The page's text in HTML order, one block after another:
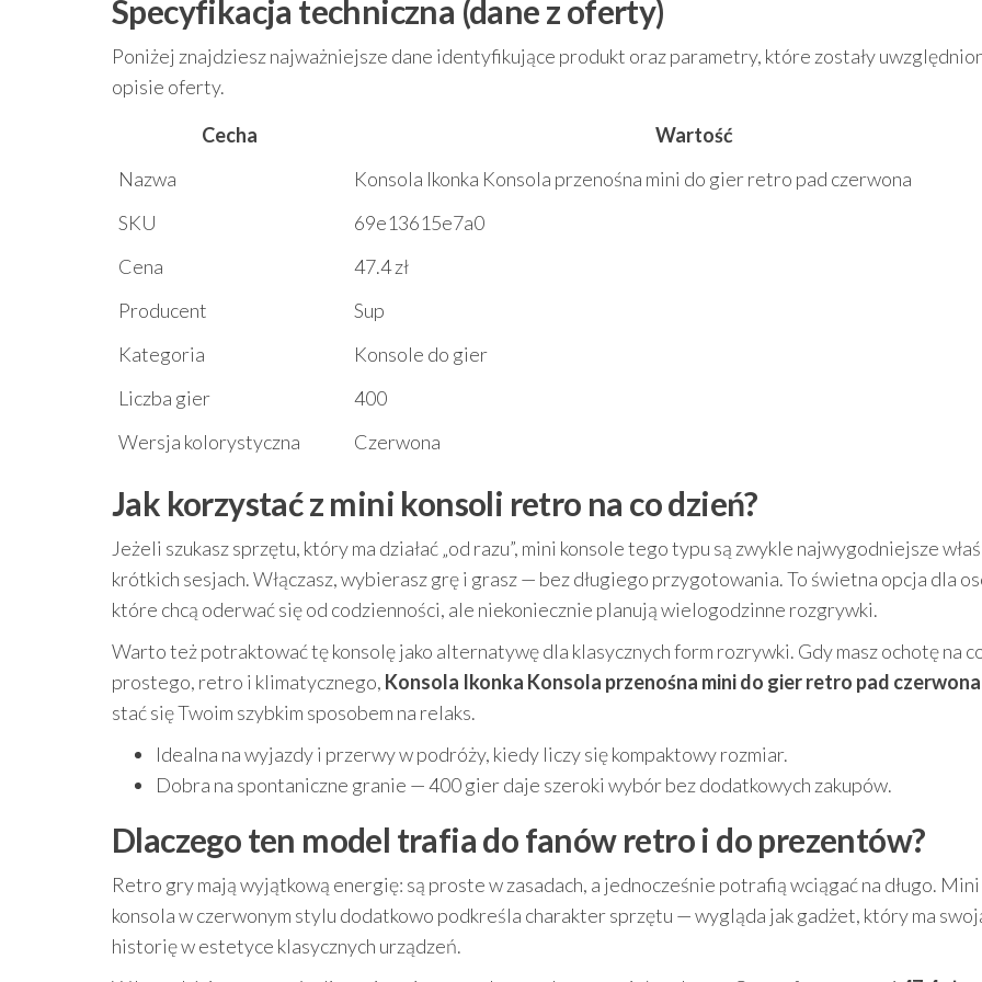
Specyfikacja techniczna (dane z oferty)
Poniżej znajdziesz najważniejsze dane identyfikujące produkt oraz parametry, które zostały
opisie oferty.
Cecha
Wartość
Nazwa
Konsola Ikonka Konsola przenośna mini do gier retro pad czerwona
SKU
69e13615e7a0
Cena
47.4 zł
Producent
Sup
Kategoria
Konsole do gier
Liczba gier
400
Wersja kolorystyczna
Czerwona
Jak korzystać z mini konsoli retro na co dzień?
Jeżeli szukasz sprzętu, który ma działać „od razu”, mini konsole tego typu są zwykle najwygodniejsze
krótkich sesjach. Włączasz, wybierasz grę i grasz — bez długiego przygotowania. To świetna opcja dla
które chcą oderwać się od codzienności, ale niekoniecznie planują wielogodzinne rozgrywki.
Warto też potraktować tę konsolę jako alternatywę dla klasycznych form rozrywki. Gdy masz ochotę na
prostego, retro i klimatycznego, Konsola Ikonka Konsola przenośna mini do gier retro pad czerwona
stać się Twoim szybkim sposobem na relaks.
Idealna na wyjazdy i przerwy w podróży, kiedy liczy się kompaktowy rozmiar.
Dobra na spontaniczne granie — 400 gier daje szeroki wybór bez dodatkowych zakupów.
Dlaczego ten model trafia do fanów retro i do prezentów?
Retro gry mają wyjątkową energię: są proste w zasadach, a jednocześnie potrafią wciągać na długo. Mini
konsola w czerwonym stylu dodatkowo podkreśla charakter sprzętu — wygląda jak gadżet, który ma
historię w estetyce klasycznych urządzeń.